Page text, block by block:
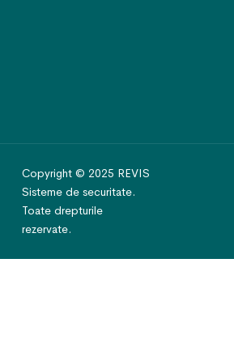
Copyright © 2025 REVIS
Sisteme de securitate.
Toate drepturile
rezervate.